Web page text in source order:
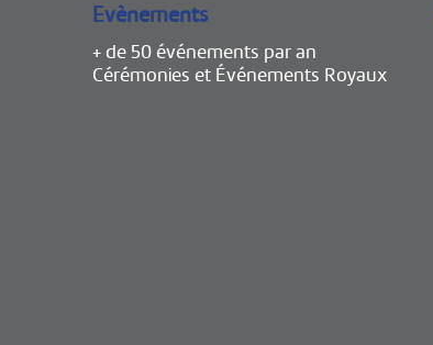
Evènements
+ de 50 événements par an
Cérémonies et Événements Royaux